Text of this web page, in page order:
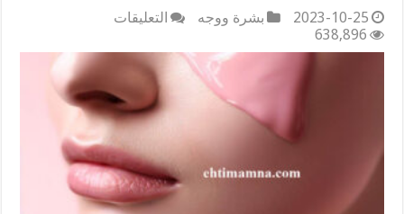
2023-10-25 بشرة ووجه التعليقات
الزيوت
الطبيعية
لترطيب
البشرة
مغلقة
638,896